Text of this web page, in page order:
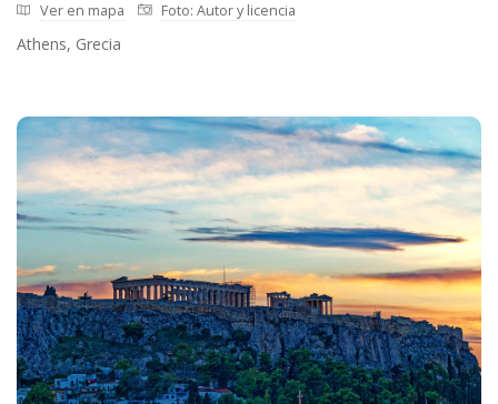
Ver en mapa Foto: Autor y licencia
Athens, Grecia